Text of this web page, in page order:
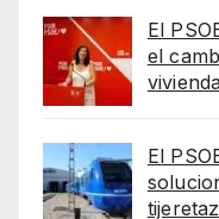
El
el
El